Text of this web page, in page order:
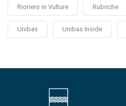
Rionero in Vulture Rubriche
Unibas Unibas Inside